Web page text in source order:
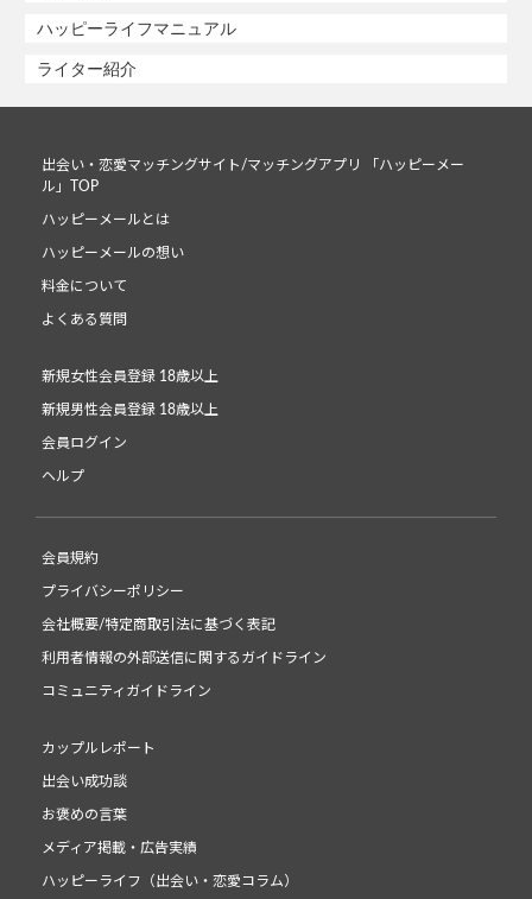
ハッピーライフマニュアル
ライター紹介
出会い・恋愛マッチングサイト/マッチングアプリ 「ハッピーメー
ル」TOP
ハッピーメールとは
ハッピーメールの想い
料金について
よくある質問
新規女性会員登録 18歳以上
新規男性会員登録 18歳以上
会員ログイン
ヘルプ
会員規約
プライバシーポリシー
会社概要/特定商取引法に基づく表記
利用者情報の外部送信に関するガイドライン
コミュニティガイドライン
カップルレポート
出会い成功談
お褒めの言葉
メディア掲載・広告実績
ハッピーライフ（出会い・恋愛コラム）